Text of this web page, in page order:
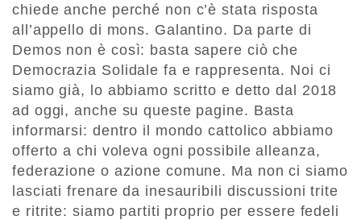
chiede anche perché non c’è stata risposta
all’appello di mons. Galantino. Da parte di
Demos non è così: basta sapere ciò che
Democrazia Solidale fa e rappresenta. Noi ci
siamo già, lo abbiamo scritto e detto dal 2018
ad oggi, anche su queste pagine. Basta
informarsi: dentro il mondo cattolico abbiamo
offerto a chi voleva ogni possibile alleanza,
federazione o azione comune. Ma non ci siamo
lasciati frenare da inesauribili discussioni trite
e ritrite: siamo partiti proprio per essere fedeli